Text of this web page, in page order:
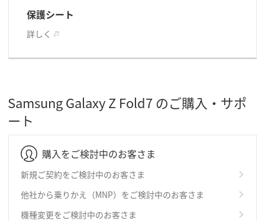
保護シート
詳しく
Samsung Galaxy Z Fold7 のご購入・サポ
ート
購入をご検討中のお客さま
新規ご契約をご検討中のお客さま
他社から乗りかえ（MNP）をご検討中のお客さま
機種変更をご検討中のお客さま